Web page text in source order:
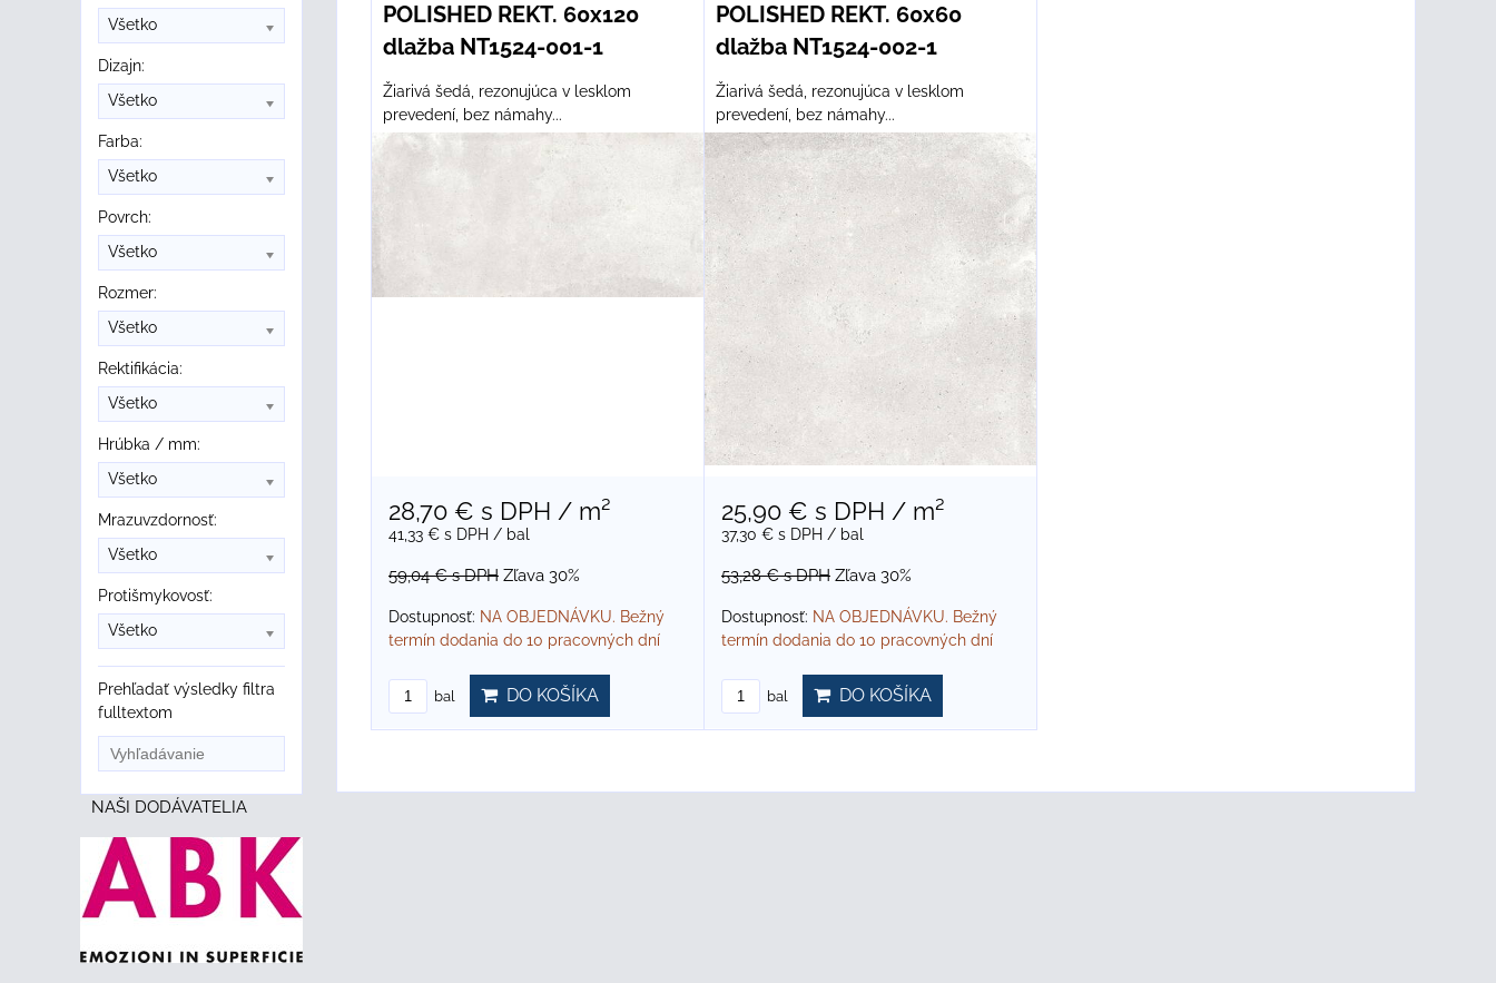
POLISHED REKT. 60x120
dlažba NT1524-001-1
Žiarivá šedá, rezonujúca v lesklom
prevedení, bez námahy...
28,70 € s DPH / m²
41,33 € s DPH / bal
59,04 €s DPH Zľava 30%
Dostupnosť: NA OBJEDNÁVKU. Bežný
termín dodania do 10 pracovných dní
bal DO KOŠÍKA
POLISHED REKT. 60x60
dlažba NT1524-002-1
Žiarivá šedá, rezonujúca v lesklom
prevedení, bez námahy...
25,90 € s DPH / m²
37,30 € s DPH / bal
53,28 €s DPH Zľava 30%
Dostupnosť: NA OBJEDNÁVKU. Bežný
termín dodania do 10 pracovných dní
bal DO KOŠÍKA
Všetko
Dizajn:
Všetko
Farba:
Všetko
Povrch:
Všetko
Rozmer:
Všetko
Rektifikácia:
Všetko
Hrúbka / mm:
Všetko
Mrazuvzdornosť:
Všetko
Protišmykovosť:
Všetko
Prehľadať výsledky filtra
fulltextom
NAŠI DODÁVATELIA